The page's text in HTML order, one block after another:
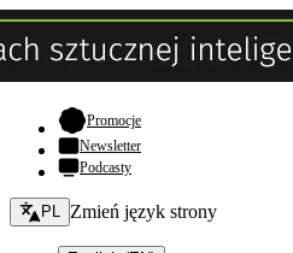
Promocje- otwiera się w nowej karcie
Newsletter
Podcasty
Zmień język - bieżący:
PL Zmień język strony